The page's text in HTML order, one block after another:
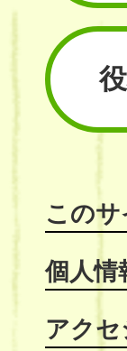
この
個人情
アク